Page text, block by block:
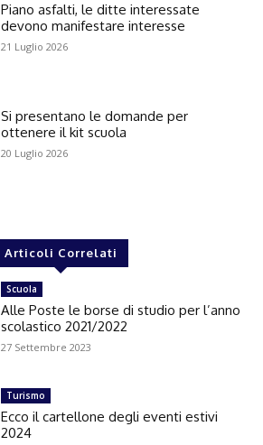
Piano asfalti, le ditte interessate
devono manifestare interesse
21 Luglio 2026
Si presentano le domande per
ottenere il kit scuola
20 Luglio 2026
Articoli Correlati
Scuola
Alle Poste le borse di studio per l’anno
scolastico 2021/2022
27 Settembre 2023
Turismo
Ecco il cartellone degli eventi estivi
2024